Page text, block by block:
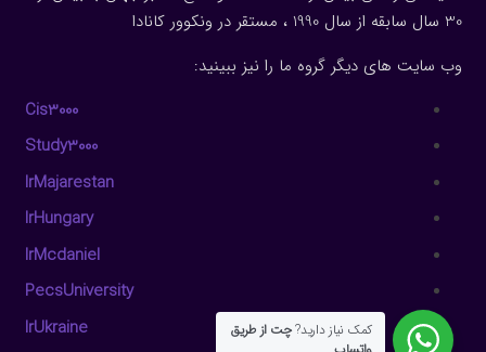
30 سال سابقه از سال 1990 ، مستقر در ونکوور کانادا
وب سایت های دیگر گروه ما را نیز ببینید:
Cis3000
Study3000
IrMajarestan
IrHungary
IrMcdaniel
PecsUniversity
IrUkraine
کمک نیاز دارید?چت از طریق